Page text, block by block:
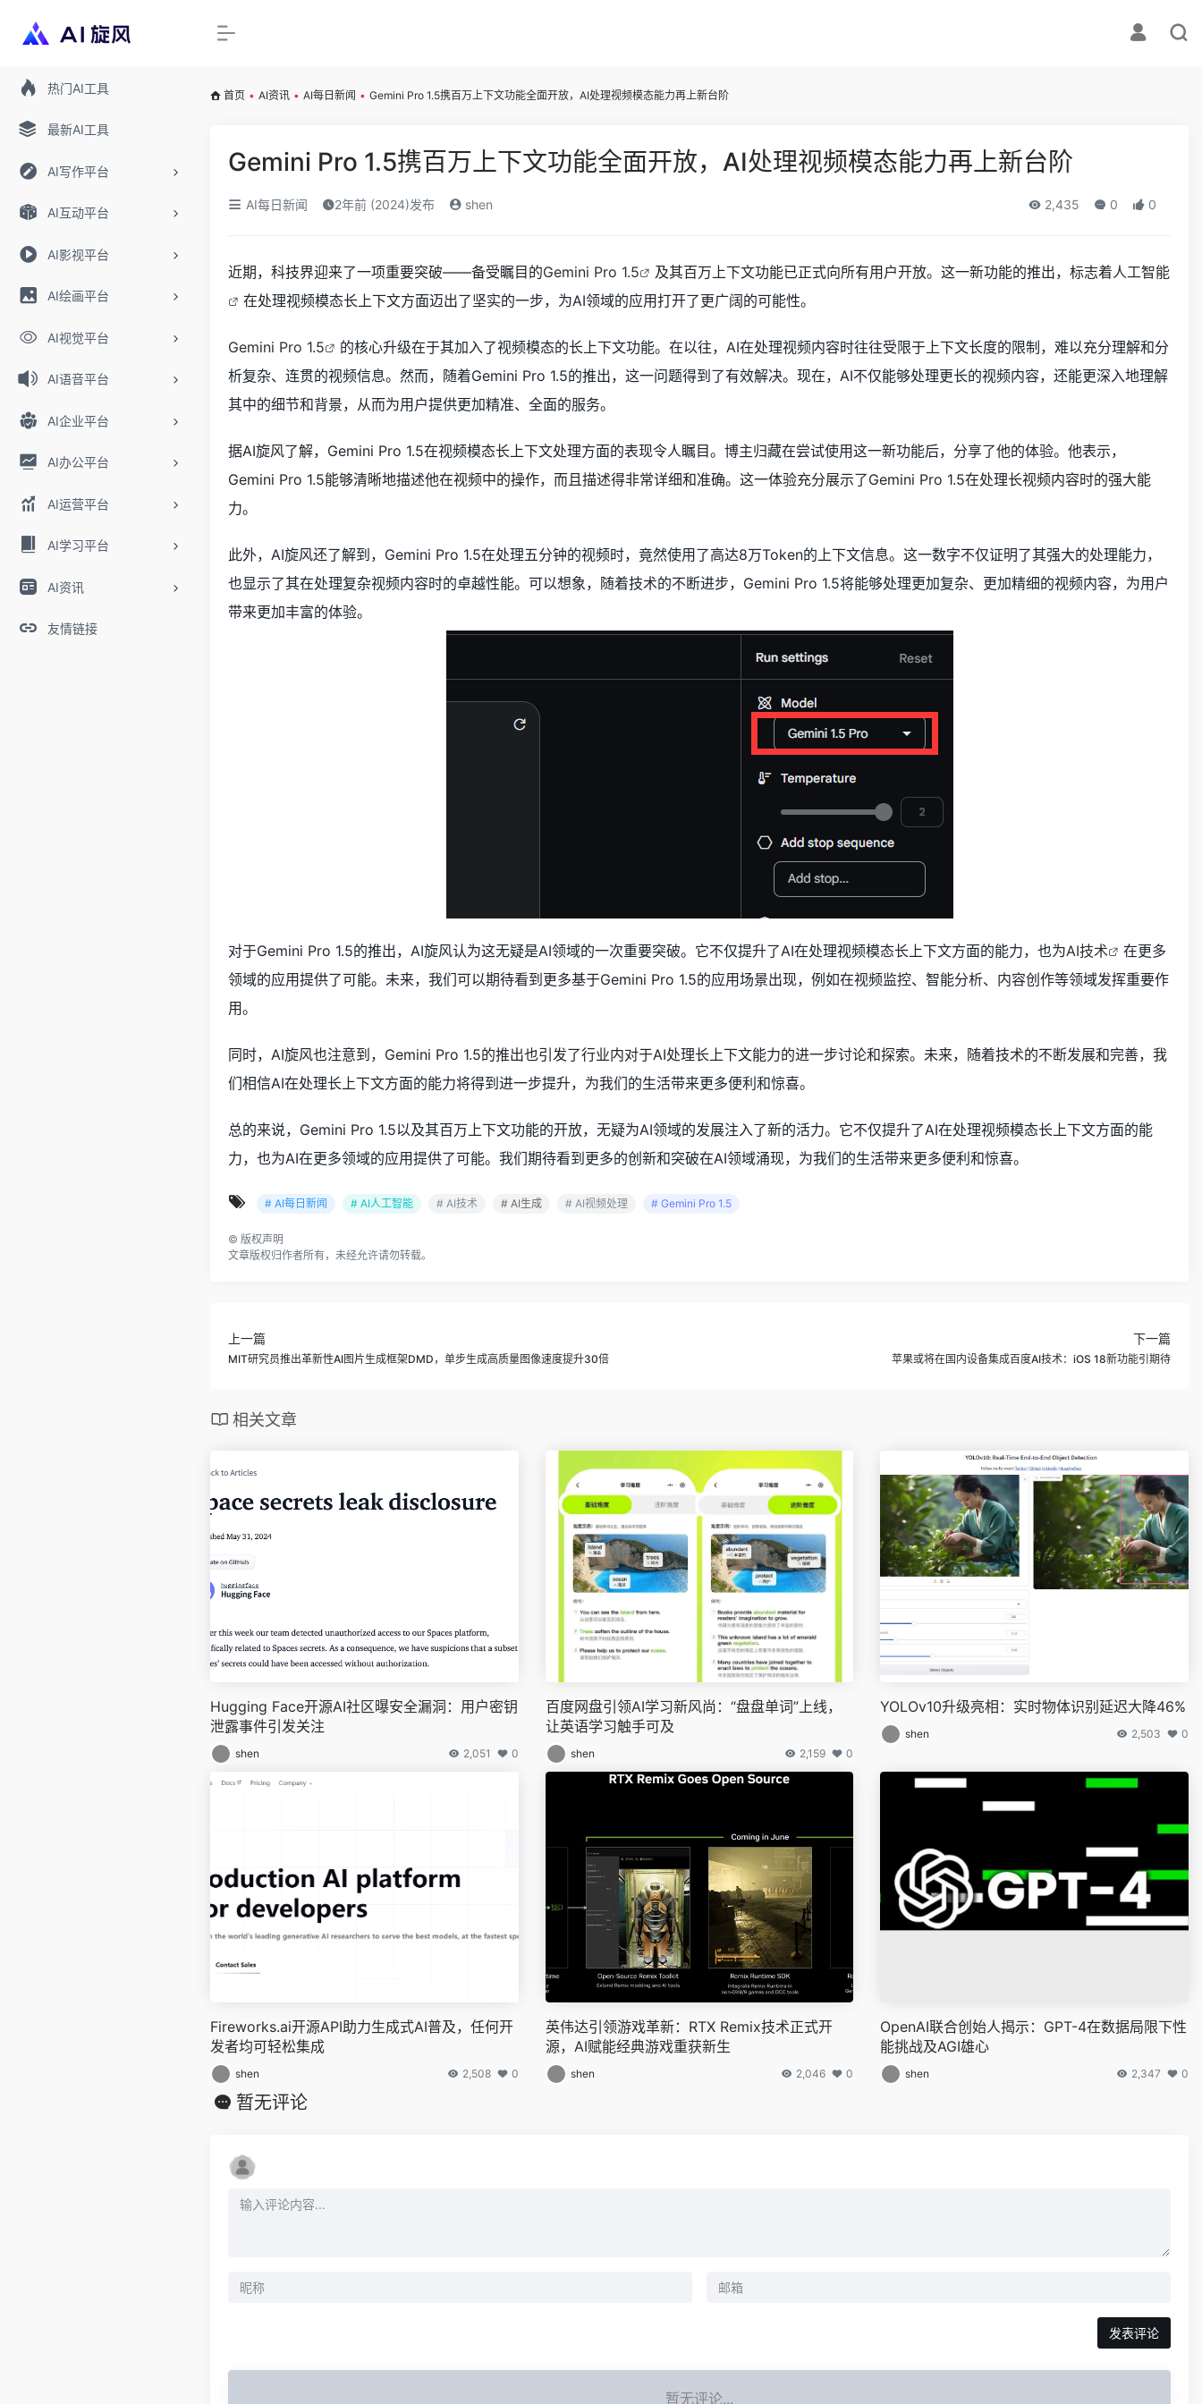
热门AI工具
最新AI工具
AI写作平台
AI互动平台
AI影视平台
AI绘画平台
AI视觉平台
AI语音平台
AI企业平台
AI办公平台
AI运营平台
AI学习平台
AI资讯
友情链接
首页 • AI资讯 • AI每日新闻 • Gemini Pro 1.5携百万上下文功能全面开放，AI处理视频模态能力再上新台阶
Gemini Pro 1.5携百万上下文功能全面开放，AI处理视频模态能力再上新台阶
AI每日新闻 2年前 (2024)发布 shen 2,435 0 0
近期，科技界迎来了一项重要突破——备受瞩目的Gemini Pro 1.5 及其百万上下文功能已正式向所有用户开放。这一新功能的推出，标志着人工智能
在处理视频模态长上下文方面迈出了坚实的一步，为AI领域的应用打开了更广阔的可能性。
Gemini Pro 1.5
的核心升级在于其加入了视频模态的长上下文功能。在以往，AI在处理视频内容时往往受限于上下文长度的限制，难以充分理解和分
析复杂、连贯的视频信息。然而，随着Gemini Pro 1.5的推出，这一问题得到了有效解决。现在，AI不仅能够处理更长的视频内容，还能更深入地理解
其中的细节和背景，从而为用户提供更加精准、全面的服务。
据AI旋风了解，Gemini Pro 1.5在视频模态长上下文处理方面的表现令人瞩目。博主归藏在尝试使用这一新功能后，分享了他的体验。他表示，
Gemini Pro 1.5能够清晰地描述他在视频中的操作，而且描述得非常详细和准确。这一体验充分展示了Gemini Pro 1.5在处理长视频内容时的强大能
力。
此外，AI旋风还了解到，Gemini Pro 1.5在处理五分钟的视频时，竟然使用了高达8万Token的上下文信息。这一数字不仅证明了其强大的处理能力，
也显示了其在处理复杂视频内容时的卓越性能。可以想象，随着技术的不断进步，Gemini Pro 1.5将能够处理更加复杂、更加精细的视频内容，为用户
带来更加丰富的体验。
对于Gemini Pro 1.5的推出，AI旋风认为这无疑是AI领域的一次重要突破。它不仅提升了AI在处理视频模态长上下文方面的能力，也为AI技术
在更多
领域的应用提供了可能。未来，我们可以期待看到更多基于Gemini Pro 1.5的应用场景出现，例如在视频监控、智能分析、内容创作等领域发挥重要作
用。
同时，AI旋风也注意到，Gemini Pro 1.5的推出也引发了行业内对于AI处理长上下文能力的进一步讨论和探索。未来，随着技术的不断发展和完善，我
们相信AI在处理长上下文方面的能力将得到进一步提升，为我们的生活带来更多便利和惊喜。
总的来说，Gemini Pro 1.5以及其百万上下文功能的开放，无疑为AI领域的发展注入了新的活力。它不仅提升了AI在处理视频模态长上下文方面的能
力，也为AI在更多领域的应用提供了可能。我们期待看到更多的创新和突破在AI领域涌现，为我们的生活带来更多便利和惊喜。
# AI每日新闻 # AI人工智能 # AI技术 # AI生成 # AI视频处理 # Gemini Pro 1.5
© 版权声明
文章版权归作者所有，未经允许请勿转载。
上一篇
MIT研究员推出革新性AI图片生成框架DMD，单步生成高质量图像速度提升30倍
下一篇
苹果或将在国内设备集成百度AI技术：iOS 18新功能引期待
相关文章
Hugging Face开源AI社区曝安全漏洞：用户密钥
泄露事件引发关注
shen 2,051 0
百度网盘引领AI学习新风尚：“盘盘单词”上线，
让英语学习触手可及
shen 2,159 0
YOLOv10升级亮相：实时物体识别延迟大降46%
shen 2,503 0
Fireworks.ai开源API助力生成式AI普及，任何开
发者均可轻松集成
shen 2,508 0
英伟达引领游戏革新：RTX Remix技术正式开
源，AI赋能经典游戏重获新生
shen 2,046 0
OpenAI联合创始人揭示：GPT-4在数据局限下性
能挑战及AGI雄心
shen 2,347 0
暂无评论
发表评论
暂无评论...